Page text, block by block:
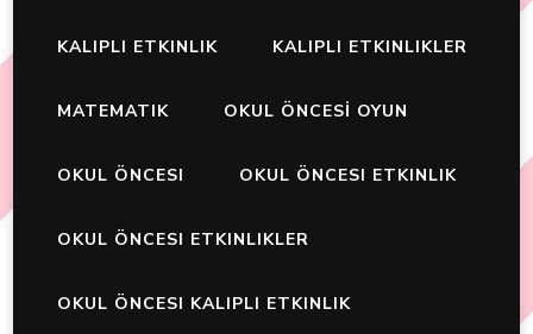
KALIPLI ETKINLIK KALIPLI ETKINLIKLER
MATEMATIK OKUL ÖNCESİ OYUN
OKUL ÖNCESI OKUL ÖNCESI ETKINLIK
OKUL ÖNCESI ETKINLIKLER
OKUL ÖNCESI KALIPLI ETKINLIK